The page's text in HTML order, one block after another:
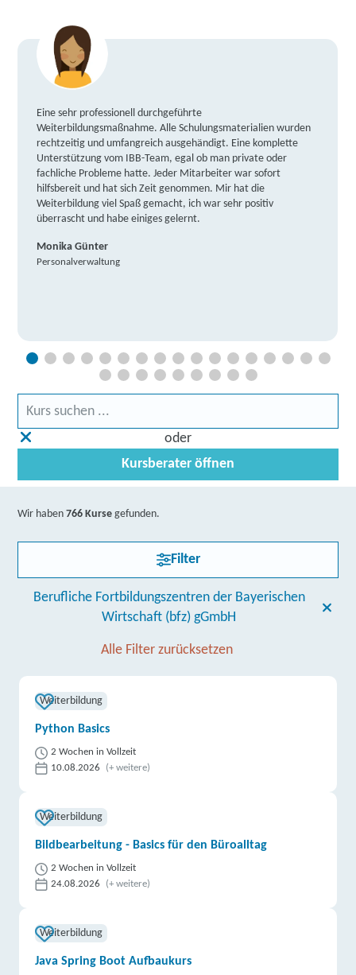
Eine sehr professionell durchgeführte
Weiterbildungsmaßnahme. Alle Schulungsmaterialien wurden
rechtzeitig und umfangreich ausgehändigt. Eine komplette
Unterstützung vom IBB-Team, egal ob man private oder
fachliche Probleme hatte. Jeder Mitarbeiter war sofort
hilfsbereit und hat sich Zeit genommen. Mir hat die
Weiterbildung viel Spaß gemacht, ich war sehr positiv
überrascht und habe einiges gelernt.
Monika Günter
Personalverwaltung
oder
Kursberater öffnen
Wir haben766 Kurse gefunden.
Filter
Berufliche Fortbildungszentren der Bayerischen
Wirtschaft (bfz) gGmbH
Alle Filter zurücksetzen
Weiterbildung
Python Basics
2 Wochen in Vollzeit
10.08.2026
(+ weitere)
Weiterbildung
Bildbearbeitung - Basics für den Büroalltag
2 Wochen in Vollzeit
24.08.2026
(+ weitere)
Weiterbildung
Java Spring Boot Aufbaukurs